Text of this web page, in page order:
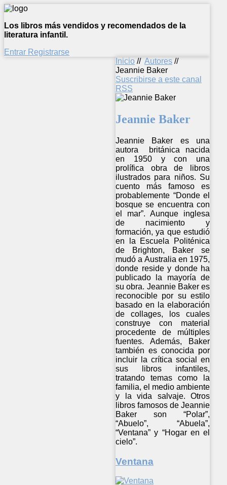
Los libros más vendidos y recomendados de la
literatura infantil.
Entrar Registrarse
Inicio // Autores //
Jeannie Baker
Suscribirse a este canal
RSS
Jeannie Baker
Jeannie Baker es una
autora británica nacida
en 1950 y con una
prolífica obra de libros
ilustrados para niños. Su
cuento más famoso es
probablemente “Donde el
bosque se encuentra con
el mar”. Aunque inglesa
de nacimiento y
formación, ya que estudió
en la Escuela Politénica
de Brighton, Baker se
mudó a Australia en 1975,
donde reside y donde ha
publicado la mayoría de
su obra. Jeannie Baker es
reconocible por su estilo
basado en la elaboración
de collages, los cuales
construye con material
procedente de múltiples
fuentes. Además, Baker
también es conocida por
incluir la crítica social en
sus libros infantiles,
tratando temas como la
familia, el medio ambiente
y la vida salvaje. Otros
libros famosos de Jeannie
Baker son “Polar”,
“Abuelo”, “Abuela”,
“Ventana” y “Hogar en el
cielo”.
Ventana